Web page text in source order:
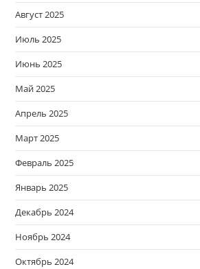
Август 2025
Июль 2025
Июнь 2025
Май 2025
Апрель 2025
Март 2025
Февраль 2025
Январь 2025
Декабрь 2024
Ноябрь 2024
Октябрь 2024